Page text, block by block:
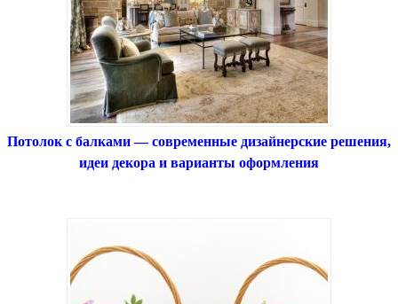
Потолок с балками — современные дизайнерские решения,
идеи декора и варианты оформления